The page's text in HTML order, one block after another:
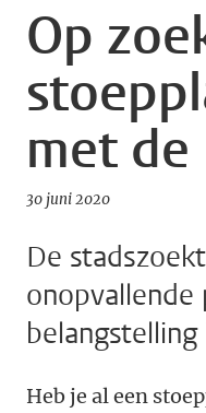
Op
met
30 juni 2020
De
Heb je al een